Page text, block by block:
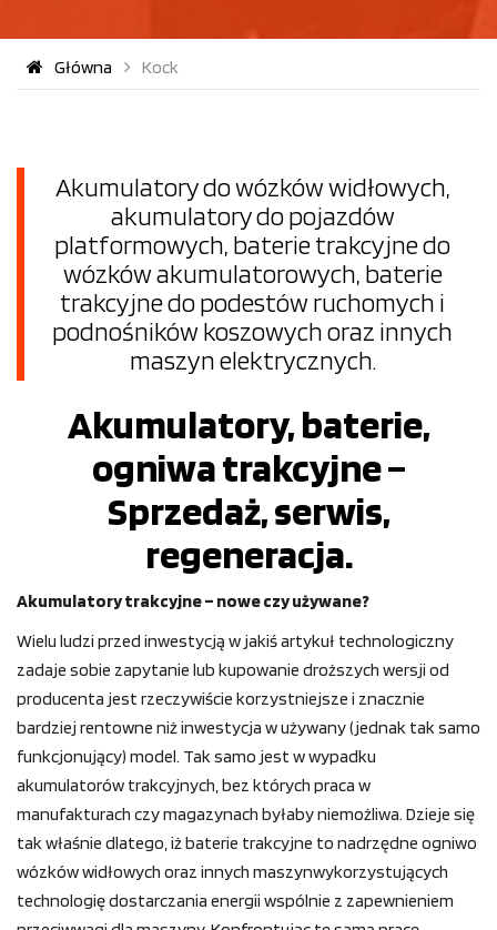
Główna Kock
Akumulatory do wózków widłowych,
akumulatory do pojazdów
platformowych, baterie trakcyjne do
wózków akumulatorowych, baterie
trakcyjne do podestów ruchomych i
podnośników koszowych oraz innych
maszyn elektrycznych.
Akumulatory, baterie,
ogniwa trakcyjne –
Sprzedaż, serwis,
regeneracja.
Akumulatory trakcyjne – nowe czy używane?
Wielu ludzi przed inwestycją w jakiś artykuł technologiczny
zadaje sobie zapytanie lub kupowanie droższych wersji od
producenta jest rzeczywiście korzystniejsze i znacznie
bardziej rentowne niż inwestycja w używany (jednak tak samo
funkcjonujący) model. Tak samo jest w wypadku
akumulatorów trakcyjnych, bez których praca w
manufakturach czy magazynach byłaby niemożliwa. Dzieje się
tak właśnie dlatego, iż baterie trakcyjne to nadrzędne ogniwo
wózków widłowych oraz innych maszynwykorzystujących
technologię dostarczania energii wspólnie z zapewnieniem